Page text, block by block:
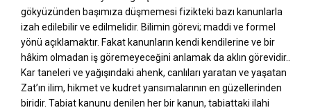
gökyüzünden başımıza düşmemesi fizikteki bazı kanunlarla
izah edilebilir ve edilmelidir. Bilimin görevi; maddi ve formel
yönü açıklamaktır. Fakat kanunların kendi kendilerine ve bir
hâkim olmadan iş göremeyeceğini anlamak da aklın görevidir..
Kar taneleri ve yağışındaki ahenk, canlıları yaratan ve yaşatan
Zat’ın ilim, hikmet ve kudret yansımalarının en güzellerinden
biridir. Tabiat kanunu denilen her bir kanun, tabiattaki ilahi